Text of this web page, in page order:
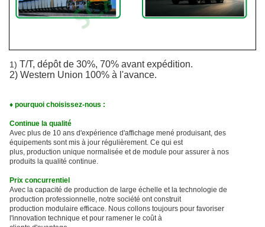
1) T/T, dépôt de 30%, 70% avant expédition.
2) Western Union 100% à l'avance.
♦ pourquoi choisissez-nous :
Continue la qualité
Avec plus de 10 ans d'expérience d'affichage mené produisant, des
équipements sont mis à jour régulièrement. Ce qui est
plus, production unique normalisée et de module pour assurer à nos
produits la qualité continue.
Prix concurrentiel
Avec la capacité de production de large échelle et la technologie de
production professionnelle, notre société ont construit
production modulaire efficace. Nous collons toujours pour favoriser
l'innovation technique et pour ramener le coût à